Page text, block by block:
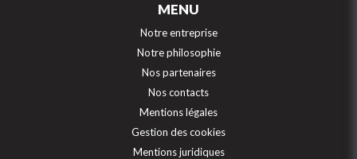
MENU
Notre entreprise
Notre philosophie
Nos partenaires
Nos contacts
Mentions légales
Gestion des cookies
Mentions juridiques